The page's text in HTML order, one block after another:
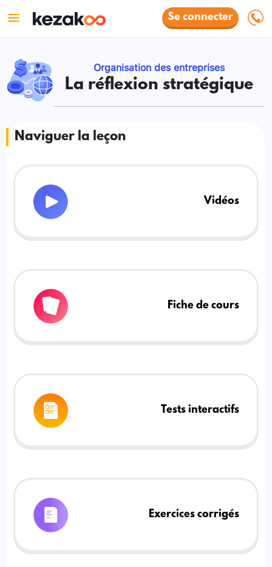
Se connecter
Organisation des entreprises
La réflexion stratégique
Naviguer la leçon
Vidéos
Fiche de cours
Tests interactifs
Exercices corrigés